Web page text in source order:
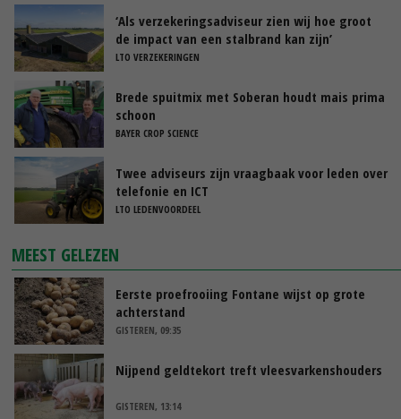
‘Als verzekeringsadviseur zien wij hoe groot
de impact van een stalbrand kan zijn’
LTO VERZEKERINGEN
Brede spuitmix met Soberan houdt mais prima
schoon
BAYER CROP SCIENCE
Twee adviseurs zijn vraagbaak voor leden over
telefonie en ICT
LTO LEDENVOORDEEL
MEEST GELEZEN
Eerste proefrooiing Fontane wijst op grote
achterstand
GISTEREN, 09:35
Nijpend geldtekort treft vleesvarkenshouders
GISTEREN, 13:14